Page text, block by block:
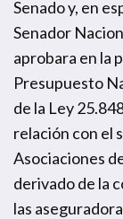
Senado y, en
Senador
aprobara en la
Presupuesto
de la Ley
relación con el
Asociaciones
derivado de la
las